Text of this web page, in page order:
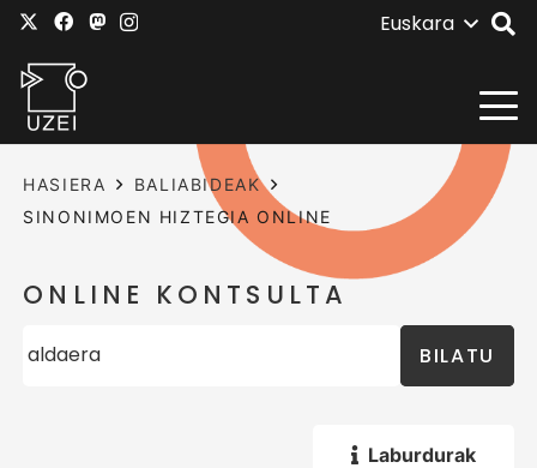
Euskara
HASIERA
BALIABIDEAK
SINONIMOEN HIZTEGIA ONLINE
ONLINE KONTSULTA
BILATU
Laburdurak